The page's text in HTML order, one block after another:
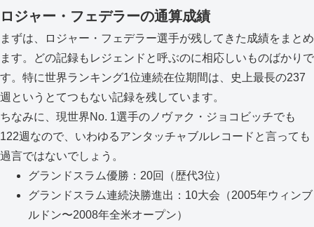
ロジャー・フェデラーの通算成績
まずは、ロジャー・フェデラー選手が残してきた成績をまとめ
ます。どの記録もレジェンドと呼ぶのに相応しいものばかりで
す。特に世界ランキング1位連続在位期間は、史上最長の237
週というとてつもない記録を残しています。
ちなみに、現世界No. 1選手のノヴァク・ジョコビッチでも
122週なので、いわゆるアンタッチャブルレコードと言っても
過言ではないでしょう。
グランドスラム優勝：20回（歴代3位）
グランドスラム連続決勝進出：10大会（2005年ウィンブ
ルドン〜2008年全米オープン）